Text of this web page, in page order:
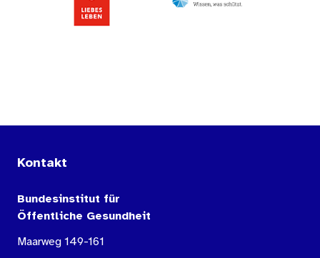
Kontakt
Bundesinstitut für
Öffentliche Gesundheit
Maarweg 149-161